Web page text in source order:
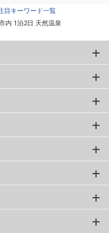
目キーワード一覧
内 1泊2日 天然温泉